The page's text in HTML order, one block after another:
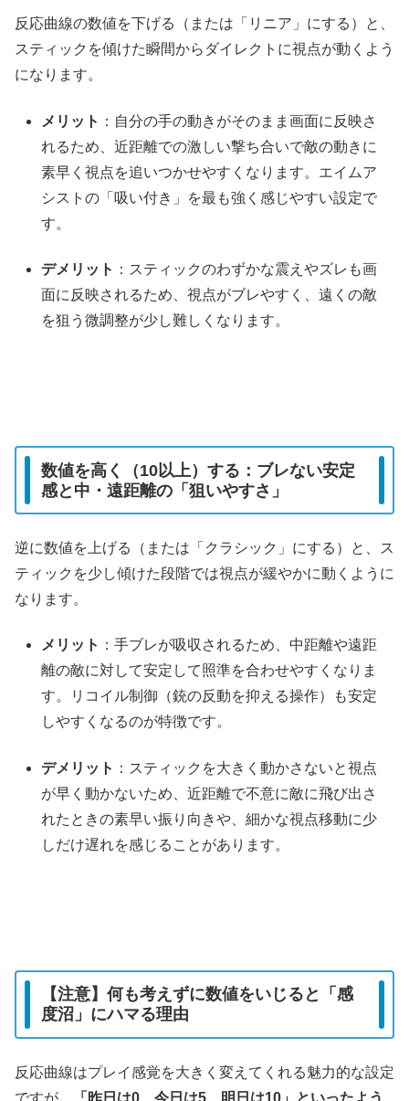
反応曲線の数値を下げる（または「リニア」にする）と、
スティックを傾けた瞬間からダイレクトに視点が動くよう
になります。
メリット ：自分の手の動きがそのまま画面に反映さ
れるため、近距離での激しい撃ち合いで敵の動きに
素早く視点を追いつかせやすくなります。エイムア
シストの「吸い付き」を最も強く感じやすい設定で
す。
デメリット ：スティックのわずかな震えやズレも画
面に反映されるため、視点がブレやすく、遠くの敵
を狙う微調整が少し難しくなります。
数値を高く（10以上）する：ブレない安定
感と中・遠距離の「狙いやすさ」
逆に数値を上げる（または「クラシック」にする）と、ス
ティックを少し傾けた段階では視点が緩やかに動くように
なります。
メリット ：手ブレが吸収されるため、中距離や遠距
離の敵に対して安定して照準を合わせやすくなりま
す。リコイル制御（銃の反動を抑える操作）も安定
しやすくなるのが特徴です。
デメリット ：スティックを大きく動かさないと視点
が早く動かないため、近距離で不意に敵に飛び出さ
れたときの素早い振り向きや、細かな視点移動に少
しだけ遅れを感じることがあります。
【注意】何も考えずに数値をいじると「感
度沼」にハマる理由
反応曲線はプレイ感覚を大きく変えてくれる魅力的な設定
ですが、
「昨日は0、今日は5、明日は10」といったよう